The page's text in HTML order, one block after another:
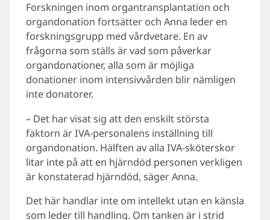
Forskningen inom organtransplantation och
organdonation fortsätter och Anna leder en
forskningsgrupp med vårdvetare. En av
frågorna som ställs är vad som påverkar
organdonationer, alla som är möjliga
donationer inom intensivvården blir nämligen
inte donatorer.
– Det har visat sig att den enskilt största
faktorn är IVA-personalens inställning till
organdonation. Hälften av alla IVA-sköterskor
litar inte på att en hjärndöd personen verkligen
är konstaterad hjärndöd, säger Anna.
Det här handlar inte om intellekt utan en känsla
som leder till handling. Om tanken är i strid